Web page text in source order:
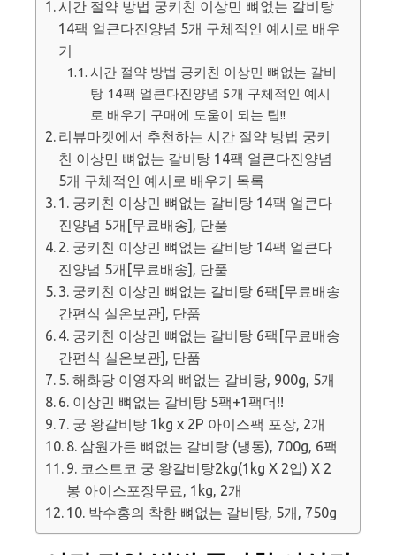
시간 절약 방법 궁키친 이상민 뼈없는 갈비탕
14팩 얼큰다진양념 5개 구체적인 예시로 배우
기
시간 절약 방법 궁키친 이상민 뼈없는 갈비
탕 14팩 얼큰다진양념 5개 구체적인 예시
로 배우기 구매에 도움이 되는 팁!!
리뷰마켓에서 추천하는 시간 절약 방법 궁키
친 이상민 뼈없는 갈비탕 14팩 얼큰다진양념
5개 구체적인 예시로 배우기 목록
1. 궁키친 이상민 뼈없는 갈비탕 14팩 얼큰다
진양념 5개[무료배송], 단품
2. 궁키친 이상민 뼈없는 갈비탕 14팩 얼큰다
진양념 5개[무료배송], 단품
3. 궁키친 이상민 뼈없는 갈비탕 6팩[무료배송
간편식 실온보관], 단품
4. 궁키친 이상민 뼈없는 갈비탕 6팩[무료배송
간편식 실온보관], 단품
5. 해화당 이영자의 뼈없는 갈비탕, 900g, 5개
6. 이상민 뼈없는 갈비탕 5팩+1팩더!!
7. 궁 왕갈비탕 1kg x 2P 아이스팩 포장, 2개
8. 삼원가든 뼈없는 갈비탕 (냉동), 700g, 6팩
9. 코스트코 궁 왕갈비탕2kg(1kg X 2입) X 2
봉 아이스포장무료, 1kg, 2개
10. 박수홍의 착한 뼈없는 갈비탕, 5개, 750g